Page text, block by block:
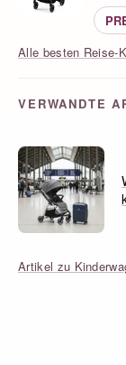
Alle besten Reise-
VERWANDTE
Artikel zu